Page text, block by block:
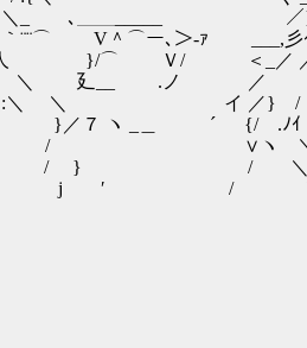
＿＿_____ ／} /
V＾⌒ー､＞‐ｧ
}/⌒ Ｖ/ ＜_
__ .ノ ／ / ／ }，
＼ イ ／} /
_＿ ´ {/ .ﾉｲ
/ ∨ヽ ＼′/
/ } /
j ′ /